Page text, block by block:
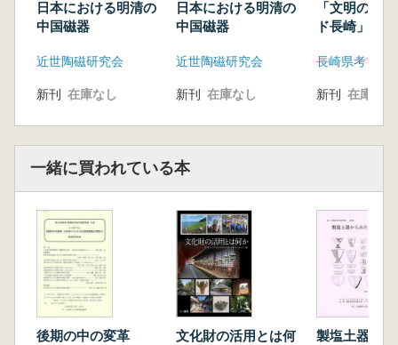
域
日本における明清の
中国磁器
近世陶磁研究会
新刊 在庫なし
日本における明清の
中国磁器
近世陶磁研究会
新刊 在庫なし
「文明のク
ド長崎」 陶
長崎県考古学
新刊 在庫なし
一緒に買われている本
後期の中の変革
文化財の活用とは何
製塩土器か